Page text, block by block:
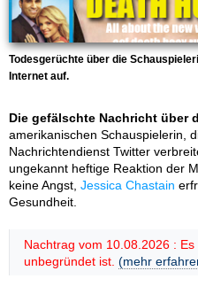
Todesgerüchte über die
Internet auf.
Die gefälschte Nachricht über
amerikanischen Schauspielerin,
Nachrichtendienst Twitter
ungekannt heftige Reaktion der
keine Angst, Jessica Chastain
Gesundheit.
Nachtrag vom 10.08.2026 :
unbegründet ist. (mehr